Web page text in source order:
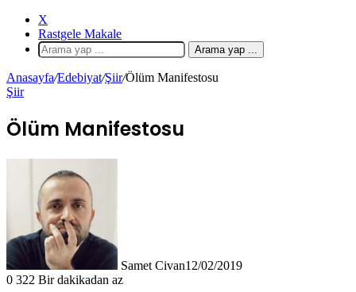
X
Rastgele Makale
Arama yap ...
Anasayfa/Edebiyat/Şiir/Ölüm Manifestosu
Şiir
Ölüm Manifestosu
Samet Civan12/02/2019
0 322 Bir dakikadan az